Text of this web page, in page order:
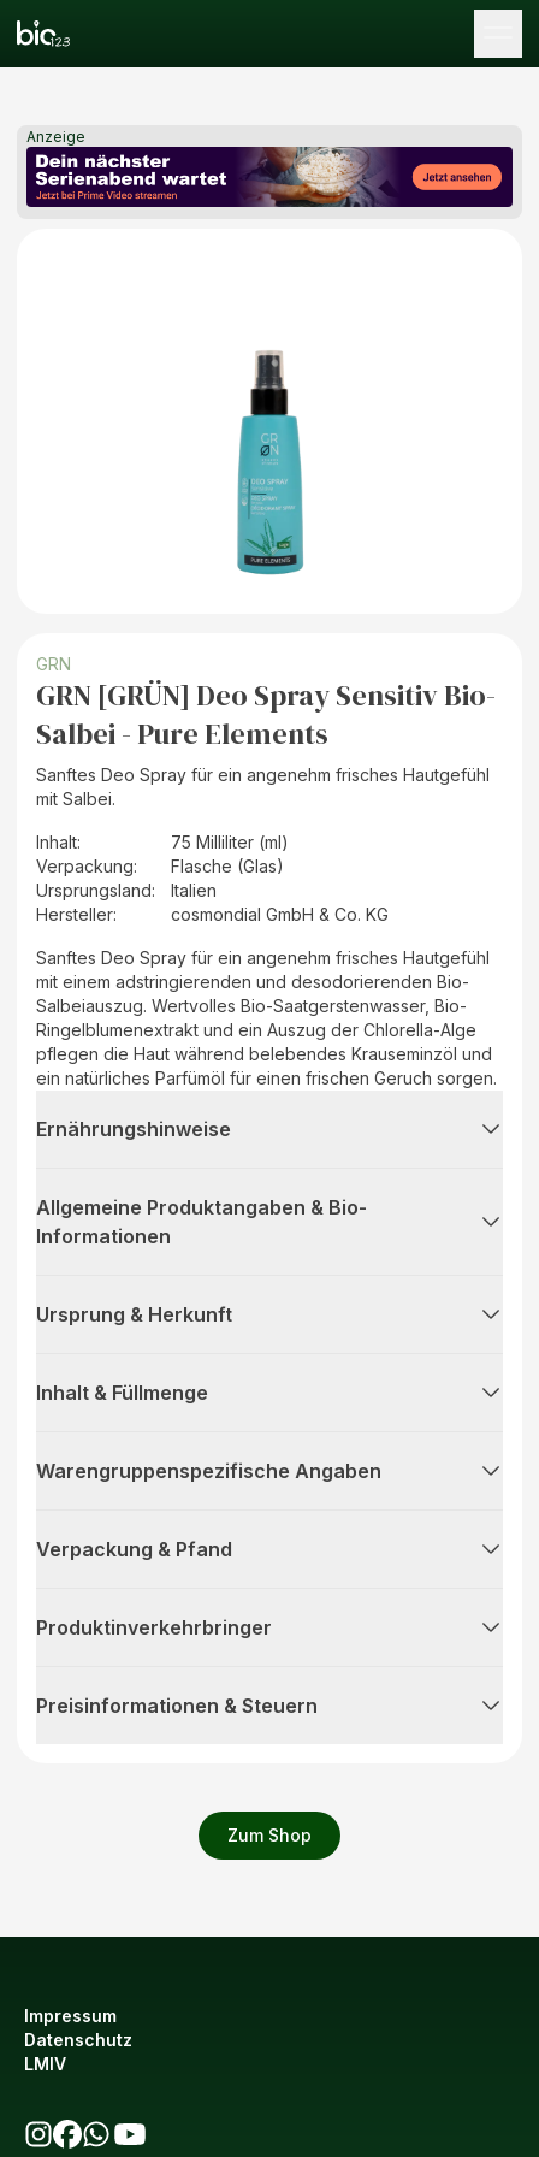
Anzeige
Zum Shop
GRN
GRN [GRÜN] Deo Spray Sensitiv Bio-
Salbei - Pure Elements
Sanftes Deo Spray für ein angenehm frisches Hautgefühl
mit Salbei.
Inhalt:
75 Milliliter (ml)
Verpackung:
Flasche (Glas)
Ursprungsland:
Italien
Hersteller: cosmondial GmbH & Co. KG
Sanftes Deo Spray für ein angenehm frisches Hautgefühl
mit einem adstringierenden und desodorierenden Bio-
Salbeiauszug. Wertvolles Bio-Saatgerstenwasser, Bio-
Ringelblumenextrakt und ein Auszug der Chlorella-Alge
pflegen die Haut während belebendes Krauseminzöl und
ein natürliches Parfümöl für einen frischen Geruch sorgen.
Ernährungshinweise
Allgemeine Produktangaben & Bio-
Informationen
Ursprung & Herkunft
Inhalt & Füllmenge
Warengruppenspezifische Angaben
Verpackung & Pfand
Produktinverkehrbringer
Preisinformationen & Steuern
Impressum
Datenschutz
LMIV